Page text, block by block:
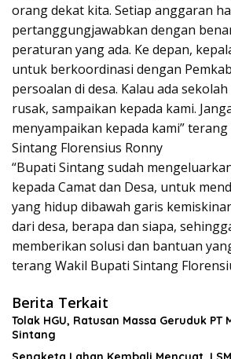
orang dekat kita. Setiap anggaran
pertanggungjawabkan dengan
peraturan yang ada. Ke depan,
untuk berkoordinasi dengan
persoalan di desa. Kalau ada
rusak, sampaikan kepada kami.
menyampaikan kepada kami”
Sintang Florensius Ronny
“Bupati Sintang sudah
kepada Camat dan Desa, untuk
yang hidup dibawah garis
dari desa, berapa dan siapa,
memberikan solusi dan bantuan
terang Wakil Bupati Sintang
Berita Terkait
Tolak HGU, Ratusan Massa Geruduk PT
Sintang